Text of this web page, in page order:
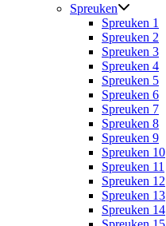
Spreuken
Spreuken 1
Spreuken 2
Spreuken 3
Spreuken 4
Spreuken 5
Spreuken 6
Spreuken 7
Spreuken 8
Spreuken 9
Spreuken 10
Spreuken 11
Spreuken 12
Spreuken 13
Spreuken 14